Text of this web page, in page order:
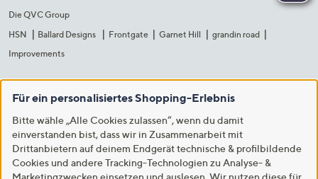
Die QVC Group
HSN
Ballard Designs Frontgate Garnet Hill
grandin road
Improvements
Für ein personalisiertes Shopping-Erlebnis
Bitte wähle „Alle Cookies zulassen“, wenn du damit
einverstanden bist, dass wir in Zusammenarbeit mit
Drittanbietern auf deinem Endgerät technische & profilbildende
Cookies und andere Tracking-Technologien zu Analyse- &
Marketingzwecken einsetzen und auslesen. Wir nutzen diese für